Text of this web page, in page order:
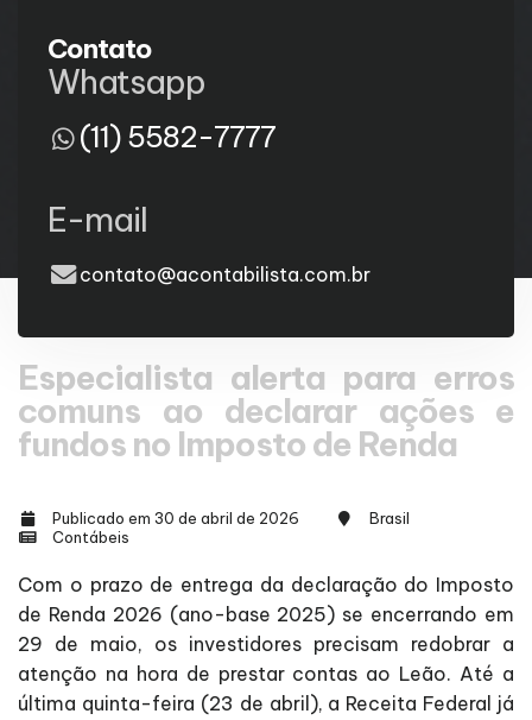
Contato
Whatsapp
(11) 5582-7777
E-mail
contato@acontabilista.com.br
Especialista alerta para erros
comuns ao declarar ações e
fundos no Imposto de Renda
Publicado em 30 de abril de 2026
Brasil
Contábeis
Com o prazo de entrega da declaração do Imposto
de Renda 2026 (ano-base 2025) se encerrando em
29 de maio, os investidores precisam redobrar a
atenção na hora de prestar contas ao Leão. Até a
última quinta-feira (23 de abril), a Receita Federal já